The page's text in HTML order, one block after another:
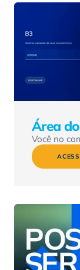
Área
Você no